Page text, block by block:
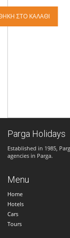
ΣΤΟ ΚΑΛΆΘΙ
Parga Holidays
Established in 1985,
agencies in Parga.
Menu
Home
Hotels
Cars
Tours